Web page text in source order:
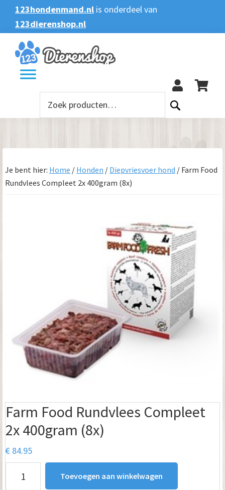
Spring
naar
de
hoofdnavigatie
Door
naar
de
hoofd
inhoud
Spring
naar
de
voettekst
123hondenmand.nl is onderdeel van
123dierenshop.nl
Zoeken
Zoeken
naar:
Je bent hier: Home / Honden / Diepvriesvoer hond / Farm Food
Rundvlees Compleet 2x 400gram (8x)
Farm Food Rundvlees Compleet
2x 400gram (8x)
€ 84.95
Food
Toevoegen aan winkelwagen